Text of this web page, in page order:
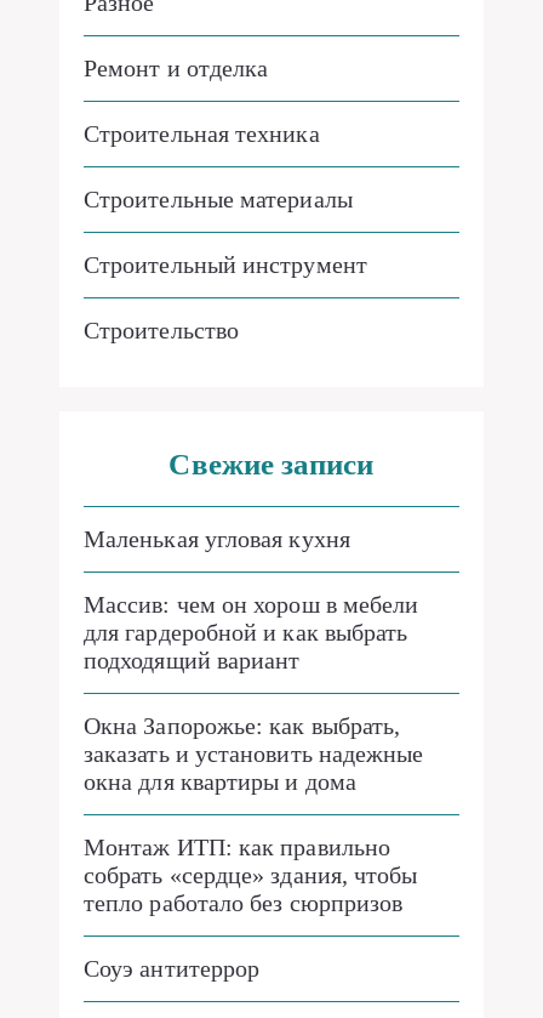
Ремонт и отделка
Строительная техника
Строительные материалы
Строительный инструмент
Строительство
Свежие записи
Маленькая угловая кухня
Массив: чем он хорош в мебели
для гардеробной и как выбрать
подходящий вариант
Окна Запорожье: как выбрать,
заказать и установить надежные
окна для квартиры и дома
Монтаж ИТП: как правильно
собрать «сердце» здания, чтобы
тепло работало без сюрпризов
Соуэ антитеррор